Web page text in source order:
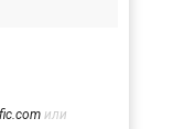
или